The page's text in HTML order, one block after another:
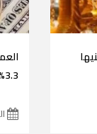
في مصر بمتوسط 30 جنيها
3.3%